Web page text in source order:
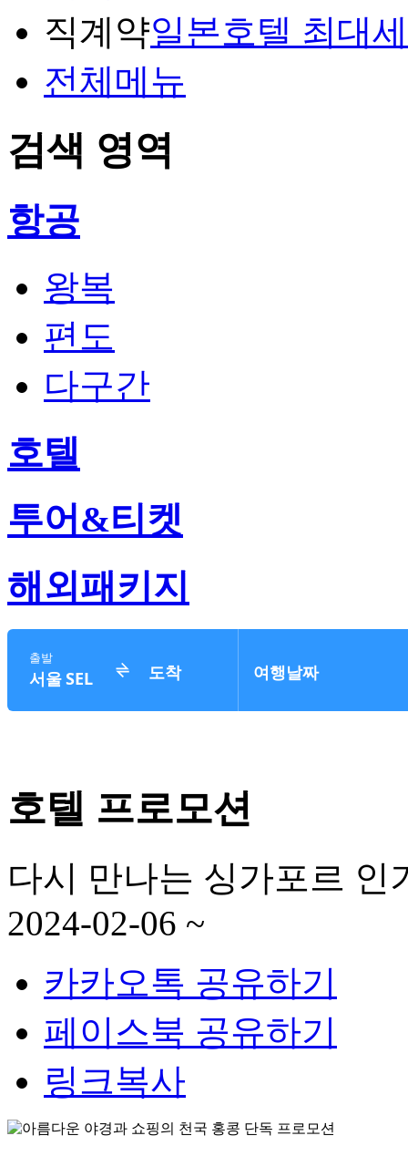
직계약일본호텔 최대
전체메뉴
검색 영역
항공
왕복
편도
다구간
호텔
투어&티켓
해외패키지
호텔 프로모션
다시 만나는 싱가포르 인
2024-02-06 ~
카카오톡 공유하기
페이스북 공유하기
링크복사